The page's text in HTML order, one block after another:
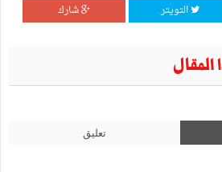
التويتر شارك
تعليق